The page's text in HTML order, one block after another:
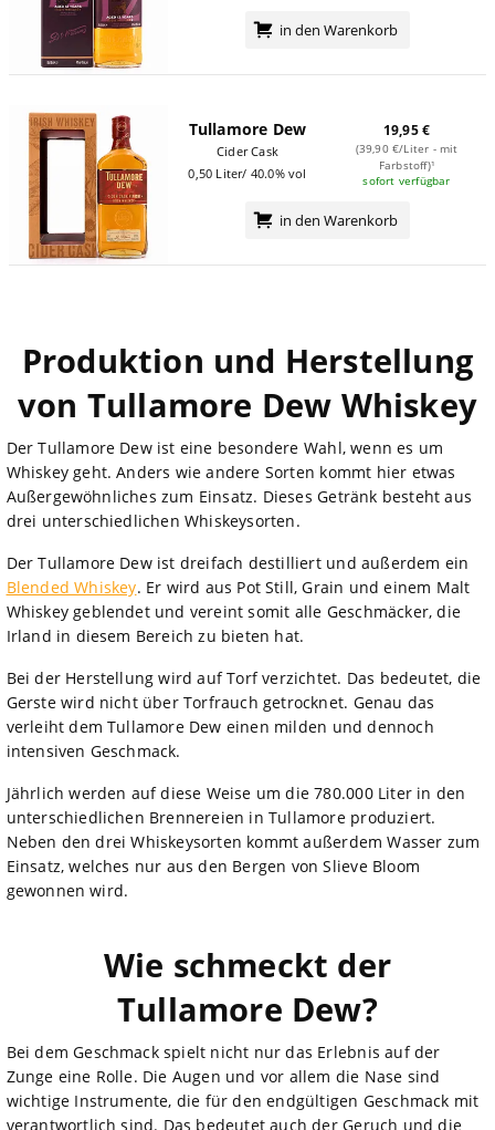
in den Warenkorb
Tullamore Dew
Cider Cask
0,50 Liter/ 40.0% vol
19,95 €
(39,90 €/Liter - mit
Farbstoff)¹
sofort verfügbar
in den Warenkorb
Produktion und Herstellung
von Tullamore Dew Whiskey
Der Tullamore Dew ist eine besondere Wahl, wenn es um
Whiskey geht. Anders wie andere Sorten kommt hier etwas
Außergewöhnliches zum Einsatz. Dieses Getränk besteht aus
drei unterschiedlichen Whiskeysorten.
Der Tullamore Dew ist dreifach destilliert und außerdem ein
Blended Whiskey. Er wird aus Pot Still, Grain und einem Malt
Whiskey geblendet und vereint somit alle Geschmäcker, die
Irland in diesem Bereich zu bieten hat.
Bei der Herstellung wird auf Torf verzichtet. Das bedeutet, die
Gerste wird nicht über Torfrauch getrocknet. Genau das
verleiht dem Tullamore Dew einen milden und dennoch
intensiven Geschmack.
Jährlich werden auf diese Weise um die 780.000 Liter in den
unterschiedlichen Brennereien in Tullamore produziert.
Neben den drei Whiskeysorten kommt außerdem Wasser zum
Einsatz, welches nur aus den Bergen von Slieve Bloom
gewonnen wird.
Wie schmeckt der
Tullamore Dew?
Bei dem Geschmack spielt nicht nur das Erlebnis auf der
Zunge eine Rolle. Die Augen und vor allem die Nase sind
wichtige Instrumente, die für den endgültigen Geschmack mit
verantwortlich sind. Das bedeutet auch der Geruch und die